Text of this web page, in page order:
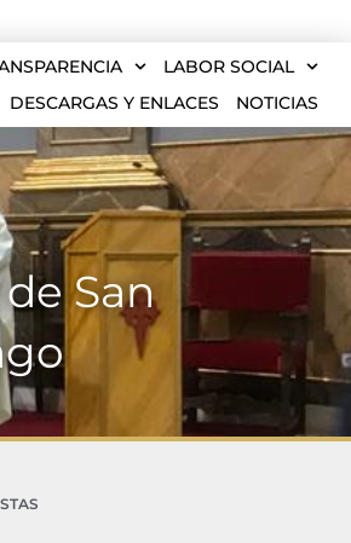
LABOR SOCIAL
DESCARGAS Y ENLACES
NOTICIAS
San